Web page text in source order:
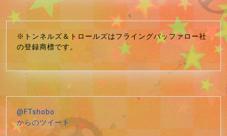
※トンネルズ＆トロールズはフライングバッファロー社
の登録商標です。
@FTshobo
からのツイート